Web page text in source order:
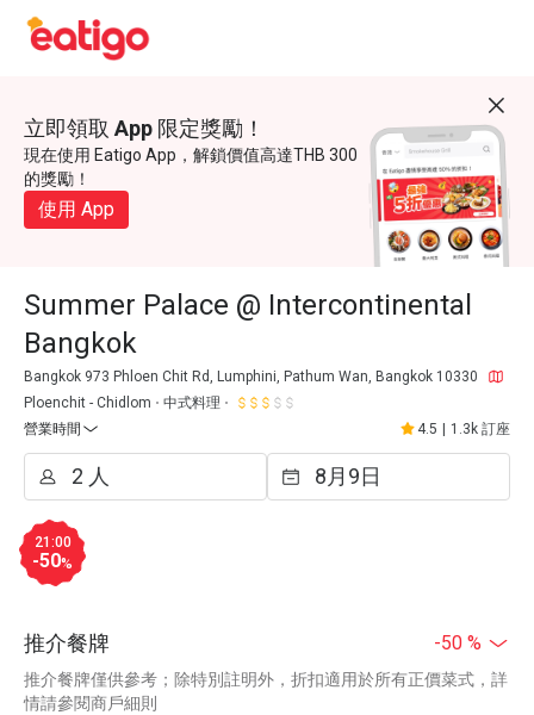
立即領取 App 限定獎勵！
現在使用 Eatigo App，解鎖價值高達THB 300
的獎勵！
使用 App
Summer Palace @ Intercontinental
Bangkok
Bangkok 973 Phloen Chit Rd, Lumphini, Pathum Wan, Bangkok 10330
Ploenchit - Chidlom
中式料理
營業時間
4.5 1.3k 訂座
21:00
-50%
推介餐牌 -50 %
推介餐牌僅供參考；除特別註明外，折扣適用於所有正價菜式，詳
情請參閱商戶細則